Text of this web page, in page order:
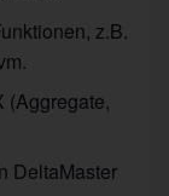
z.B.
(Aggregate,
DeltaMaster